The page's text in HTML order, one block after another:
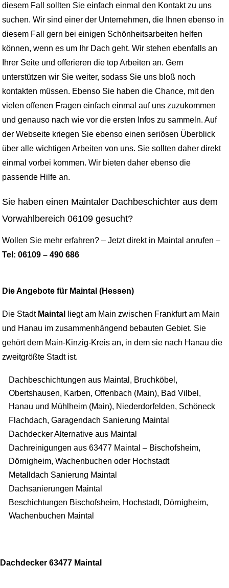
diesem Fall sollten Sie einfach einmal den Kontakt zu uns
suchen. Wir sind einer der Unternehmen, die Ihnen ebenso in
diesem Fall gern bei einigen Schönheitsarbeiten helfen
können, wenn es um Ihr Dach geht. Wir stehen ebenfalls an
Ihrer Seite und offerieren die top Arbeiten an. Gern
unterstützen wir Sie weiter, sodass Sie uns bloß noch
kontakten müssen. Ebenso Sie haben die Chance, mit den
vielen offenen Fragen einfach einmal auf uns zuzukommen
und genauso nach wie vor die ersten Infos zu sammeln. Auf
der Webseite kriegen Sie ebenso einen seriösen Überblick
über alle wichtigen Arbeiten von uns. Sie sollten daher direkt
einmal vorbei kommen. Wir bieten daher ebenso die
passende Hilfe an.
Sie haben einen Maintaler Dachbeschichter aus dem
Vorwahlbereich 06109 gesucht?
Wollen Sie mehr erfahren? – Jetzt direkt in Maintal anrufen –
Tel: 06109 – 490 686
Die Angebote für Maintal (Hessen)
Die Stadt Maintal
liegt am Main zwischen Frankfurt am Main
und Hanau im zusammenhängend bebauten Gebiet. Sie
gehört dem Main-Kinzig-Kreis an, in dem sie nach Hanau die
zweitgrößte Stadt ist.
Dachbeschichtungen aus Maintal, Bruchköbel,
Obertshausen, Karben, Offenbach (Main), Bad Vilbel,
Hanau und Mühlheim (Main), Niederdorfelden, Schöneck
Flachdach, Garagendach Sanierung Maintal
Dachdecker Alternative aus Maintal
Dachreinigungen aus 63477 Maintal – Bischofsheim,
Dörnigheim, Wachenbuchen oder Hochstadt
Metalldach Sanierung Maintal
Dachsanierungen Maintal
Beschichtungen Bischofsheim, Hochstadt, Dörnigheim,
Wachenbuchen Maintal
Dachdecker 63477 Maintal